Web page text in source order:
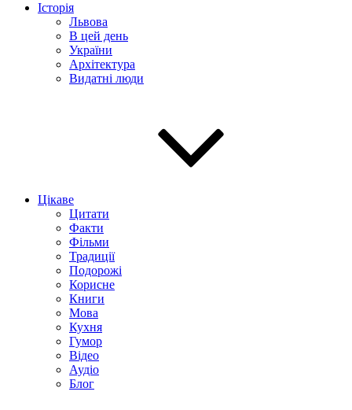
Історія
Львова
В цей день
України
Архітектура
Видатні люди
Цікаве
Цитати
Факти
Фільми
Традиції
Подорожі
Корисне
Книги
Мова
Кухня
Гумор
Відео
Аудіо
Блог